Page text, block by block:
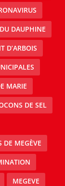
DAUPHINE
D’ARBOIS
MARIE
DE SEL
DE MEGÈVE
MEGEVE